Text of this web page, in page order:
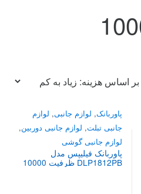
پاوربانک, لوازم جانبی, لوازم
جانبی تبلت, لوازم جانبی دوربین,
لوازم جانبی گوشی
پاوربانک فیلیپس مدل
DLP1812PB ظرفیت 10000